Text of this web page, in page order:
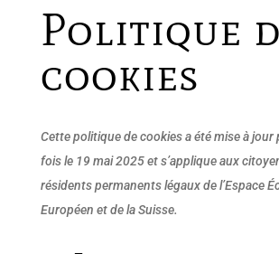
Politique
cookies
Cette politique de cookies a été mise à jour
fois le 19 mai 2025 et s’applique aux
résidents permanents légaux de l’Espace
Européen et de la Suisse.